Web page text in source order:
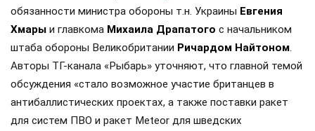
обязанности министра обороны т.н. Украины Евгения
Хмары и главкома Михаила Драпатого с начальником
штаба обороны Великобритании Ричардом Найтоном.
Авторы ТГ-канала «Рыбарь» уточняют, что главной темой
обсуждения «стало возможное участие британцев в
антибаллистических проектах, а также поставки ракет
для систем ПВО и ракет Meteor для шведских